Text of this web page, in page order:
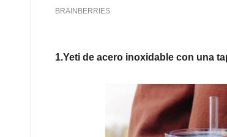
1.Yeti de acero inoxidable con una